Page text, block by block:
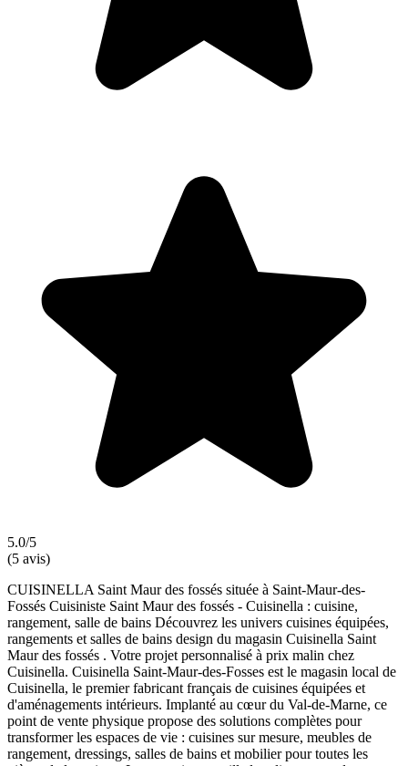
5.0/5
(5 avis)
CUISINELLA Saint Maur des fossés située à Saint-Maur-des-
Fossés Cuisiniste Saint Maur des fossés - Cuisinella : cuisine,
rangement, salle de bains Découvrez les univers cuisines équipées,
rangements et salles de bains design du magasin Cuisinella Saint
Maur des fossés . Votre projet personnalisé à prix malin chez
Cuisinella. Cuisinella Saint-Maur-des-Fosses est le magasin local de
Cuisinella, le premier fabricant français de cuisines équipées et
d'aménagements intérieurs. Implanté au cœur du Val-de-Marne, ce
point de vente physique propose des solutions complètes pour
transformer les espaces de vie : cuisines sur mesure, meubles de
rangement, dressings, salles de bains et mobilier pour toutes les